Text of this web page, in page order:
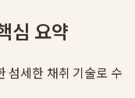
심 요약
섬세한 채취 기술로 수